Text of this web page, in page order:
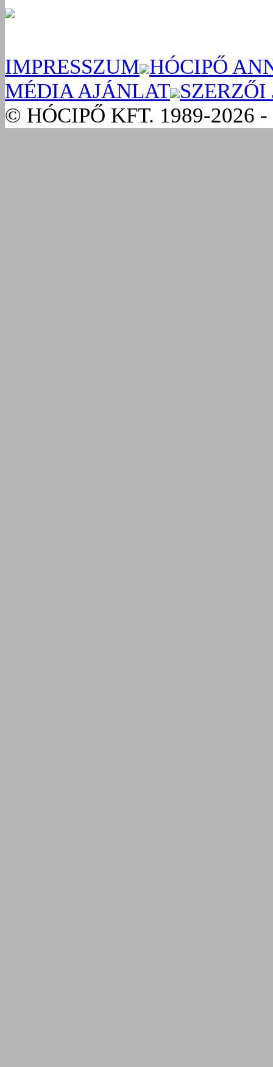
IMPRESSZUM HÓCIPŐ
MÉDIA AJÁNLAT SZERZŐI
© HÓCIPŐ KFT. 1989-2026